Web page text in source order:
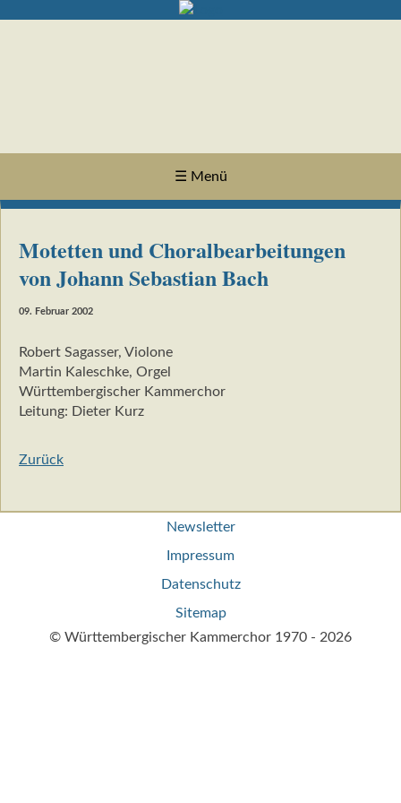
☰ Menü
Motetten und Choralbearbeitungen
von Johann Sebastian Bach
09. Februar 2002
Robert Sagasser, Violone
Martin Kaleschke, Orgel
Württembergischer Kammerchor
Leitung: Dieter Kurz
Zurück
Newsletter
Impressum
Datenschutz
Sitemap
© Württembergischer Kammerchor 1970 - 2026